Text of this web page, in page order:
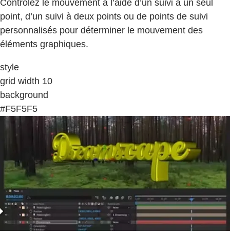
Contrôlez le mouvement à l’aide d’un suivi à un seul
point, d’un suivi à deux points ou de points de suivi
personnalisés pour déterminer le mouvement des
éléments graphiques.
style
grid width 10
background
#F5F5F5